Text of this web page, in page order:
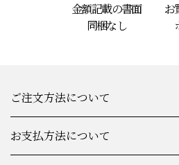
金額記載の書面
同梱なし
お
ご注文方法について
お支払方法について